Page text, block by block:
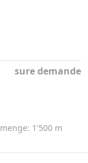
sure demande
1'500 m